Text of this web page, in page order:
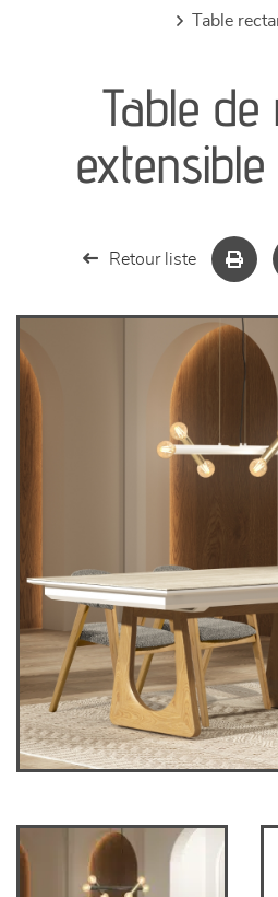
meubles de complément
table
Table
Retour liste